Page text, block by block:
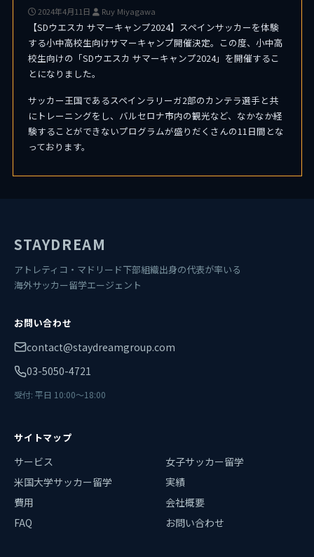
2024年4月11日 Ruy Miyagawa
【SDウエスカ サマーキャンプ2024】スペインサッカーを体験
する小中高校生向けサマーキャンプ開催決定。この度、小中高
校生向けの「SDウエスカ サマーキャンプ2024」を開催するこ
とになりました。
サッカー王国であるスペインラリーガ2部のカンテラ選手と共
にトレーニングをし、バルセロナ市内の観光など、なかなか経
験することができないプログラムが盛りだくさんの11日間とな
っております。
STAYDREAM
アトレティコ・マドリード下部組織出身の代表が率いる
海外サッカー留学エージェント
お問い合わせ
contact@staydreamgroup.com
03-5050-4721
受付: 平日 10:00〜18:00
サイトマップ
サービス
女子サッカー留学
米国大学サッカー留学
実績
費用
会社概要
FAQ
お問い合わせ